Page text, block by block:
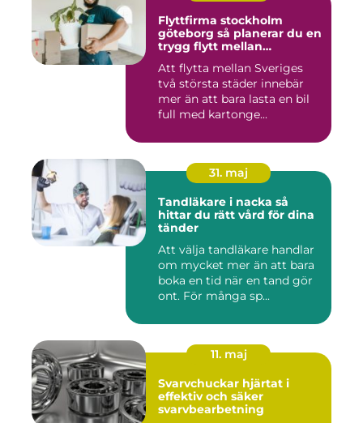
Flyttfirma stockholm
göteborg så planerar du en
trygg flytt mellan
Att flytta mellan Sveriges
två största städer innebär
mer än att bara lasta en bil
full med kartonge...
31. maj
Tandläkare i nacka så
hittar du rätt vård för dina
tänder
Att välja tandläkare handlar
om mycket mer än att bara
boka en tid när en tand gör
ont. För många sp...
11. maj
Svarvchuckar hjärtat i
effektiv och säker
svarvbearbetning